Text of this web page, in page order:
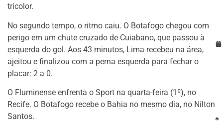
tricolor.
No segundo tempo, o ritmo caiu. O Botafogo chegou com
perigo em um chute cruzado de Cuiabano, que passou à
esquerda do gol. Aos 43 minutos, Lima recebeu na área,
ajeitou e finalizou com a perna esquerda para fechar o
placar: 2 a 0.
O Fluminense enfrenta o Sport na quarta-feira (1º), no
Recife. O Botafogo recebe o Bahia no mesmo dia, no Nilton
Santos.